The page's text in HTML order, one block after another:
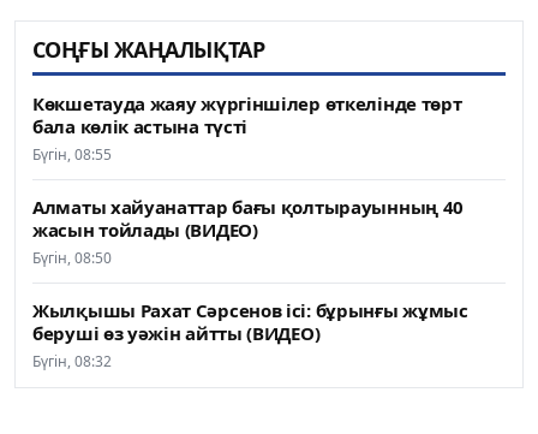
СОҢҒЫ ЖАҢАЛЫҚТАР
Көкшетауда жаяу жүргіншілер өткелінде төрт
бала көлік астына түсті
Бүгін, 08:55
Алматы хайуанаттар бағы қолтырауынның 40
жасын тойлады (ВИДЕО)
Бүгін, 08:50
Жылқышы Рахат Сәрсенов ісі: бұрынғы жұмыс
беруші өз уәжін айтты (ВИДЕО)
Бүгін, 08:32